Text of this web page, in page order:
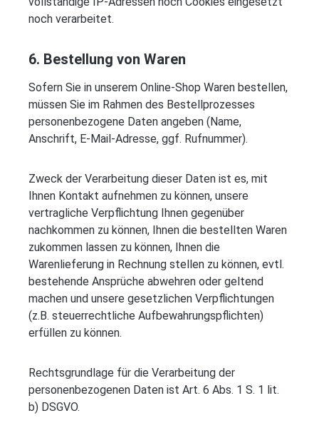
noch verarbeitet.
6. Bestellung von Waren
Sofern Sie in unserem Online-Shop Waren bestellen,
müssen Sie im Rahmen des Bestellprozesses
personenbezogene Daten angeben (Name,
Anschrift, E-Mail-Adresse, ggf. Rufnummer).
Zweck der Verarbeitung dieser Daten ist es, mit
Ihnen Kontakt aufnehmen zu können, unsere
vertragliche Verpflichtung Ihnen gegenüber
nachkommen zu können, Ihnen die bestellten Waren
zukommen lassen zu können, Ihnen die
Warenlieferung in Rechnung stellen zu können, evtl.
bestehende Ansprüche abwehren oder geltend
machen und unsere gesetzlichen Verpflichtungen
(z.B. steuerrechtliche Aufbewahrungspflichten)
erfüllen zu können.
Rechtsgrundlage für die Verarbeitung der
personenbezogenen Daten ist Art. 6 Abs. 1 S. 1 lit.
b) DSGVO.